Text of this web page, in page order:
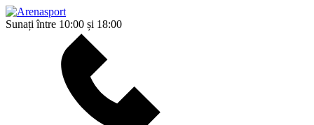
Sunați între 10:00 și 18:00